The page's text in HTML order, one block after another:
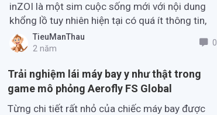
inZOI là một sim cuộc sống mới với nội dung
khổng lồ tuy nhiên hiện tại có quá ít thông tin,
liệu tựa game này sẽ có bản mobile?
TieuManThau
2 năm
0
Trải nghiệm lái máy bay y như thật trong
game mô phỏng Aerofly FS Global
Từng chi tiết rất nhỏ của chiếc máy bay được